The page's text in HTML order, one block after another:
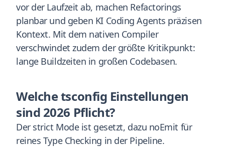
vor der Laufzeit ab, machen Refactorings
planbar und geben KI Coding Agents präzisen
Kontext. Mit dem nativen Compiler
verschwindet zudem der größte Kritikpunkt:
lange Buildzeiten in großen Codebasen.
Welche tsconfig Einstellungen
sind 2026 Pflicht?
Der strict Mode ist gesetzt, dazu noEmit für
reines Type Checking in der Pipeline.